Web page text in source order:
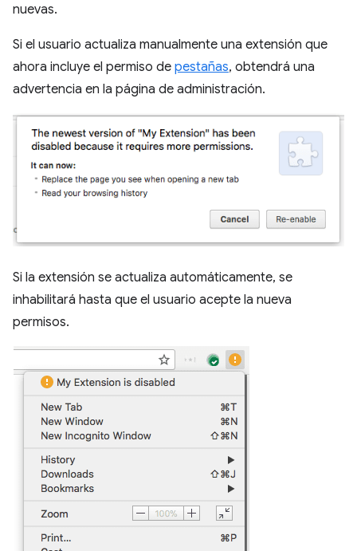
nuevas.
Si el usuario actualiza manualmente una extensión que
ahora incluye el permiso de pestañas, obtendrá una
advertencia en la página de administración.
Si la extensión se actualiza automáticamente, se
inhabilitará hasta que el usuario acepte la nueva
permisos.